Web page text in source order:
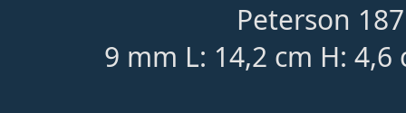
Peterson
9 mm L: 14,2 cm H: